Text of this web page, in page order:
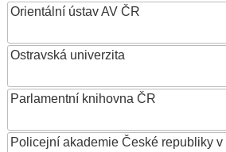
Orientální ústav AV ČR
Ostravská univerzita
Parlamentní knihovna ČR
Policejní akademie České republiky v